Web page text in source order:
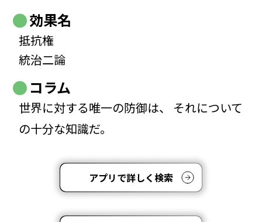
効果名
抵抗権
統治二論
コラム
世界に対する唯一の防御は、 それについて
の十分な知識だ。
アプリで詳しく検索